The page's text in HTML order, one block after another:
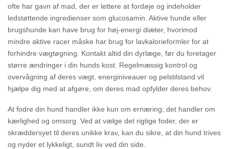
ofte har gavn af mad, der er lettere at fordøje og indeholder
ledstøttende ingredienser som glucosamin. Aktive hunde eller
brugshunde kan have brug for høj-energi diæter, hvorimod
mindre aktive racer måske har brug for lavkalorieformler for at
forhindre vægtøgning. Kontakt altid din dyrlæge, før du foretager
større ændringer i din hunds kost. Regelmæssig kontrol og
overvågning af deres vægt, energiniveauer og pelstilstand vil
hjælpe dig med at afgøre, om deres mad opfylder deres behov.
At fodre din hund handler ikke kun om ernæring; det handler om
kærlighed og omsorg. Ved at vælge det rigtige foder, der er
skræddersyet til deres unikke krav, kan du sikre, at din hund trives
og nyder et lykkeligt, sundt liv ved din side.